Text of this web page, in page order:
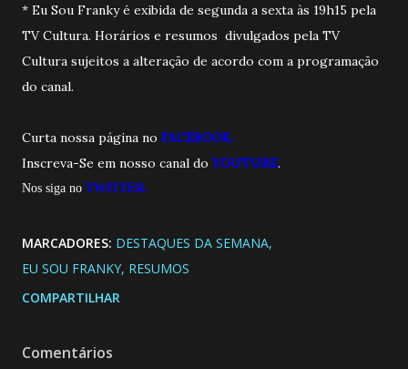
* Eu Sou Franky é exibida de segunda a sexta às 19h15 pela
TV Cultura. Horários e resumos divulgados pela TV
Cultura sujeitos a alteração de acordo com a programação
do canal.
Curta nossa página no FACEBOOK.
Inscreva-Se em nosso canal do YOUTUBE.
Nos siga no TWITTER.
MARCADORES: DESTAQUES DA SEMANA
EU SOU FRANKY RESUMOS
COMPARTILHAR
Comentários